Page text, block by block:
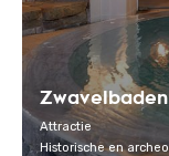
Zwavelbaden
Attractie
Historische en